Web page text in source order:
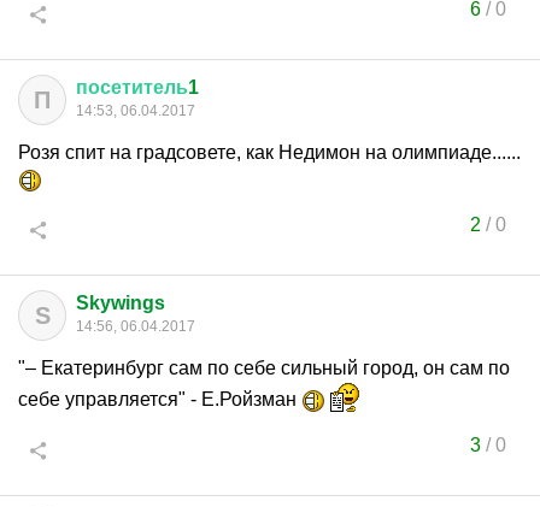
6/0
П посетитель1
14:53, 06.04.2017
Розя спит на градсовете, как Недимон на олимпиаде......
2 /0
S Skywings
14:56, 06.04.2017
"– Екатеринбург сам по себе сильный город, он сам по
себе управляется" - Е.Ройзман
3/0